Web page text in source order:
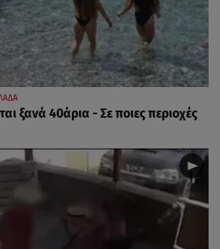
ξανά 40άρια - Σε ποιες περιοχές